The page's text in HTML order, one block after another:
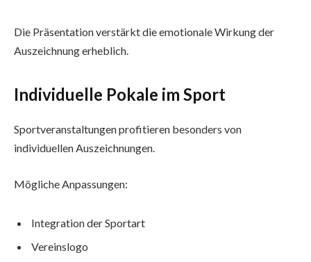
Die Präsentation verstärkt die emotionale Wirkung der
Auszeichnung erheblich.
Individuelle Pokale im Sport
Sportveranstaltungen profitieren besonders von
individuellen Auszeichnungen.
Mögliche Anpassungen:
Integration der Sportart
Vereinslogo